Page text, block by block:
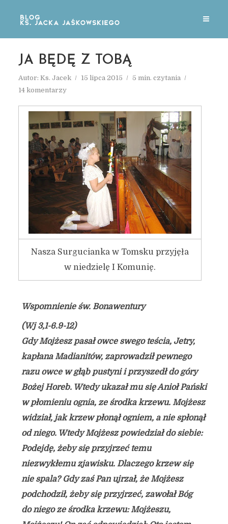
JA BĘDĘ Z TOBĄ
Autor: Ks. Jacek 15 lipca 2015
5 min. czytania
14 komentarzy
Nasza Surgucianka w Tomsku przyjęła
w niedzielę I Komunię.
Wspomnienie św. Bonawentury
(Wj 3,1-6.9-12)
Gdy Mojżesz pasał owce swego teścia, Jetry,
kapłana Madianitów, zaprowadził pewnego
razu owce w głąb pustyni i przyszedł do góry
Bożej Horeb. Wtedy ukazał mu się Anioł Pański
w płomieniu ognia, ze środka krzewu. Mojżesz
widział, jak krzew płonął ogniem, a nie spłonął
od niego. Wtedy Mojżesz powiedział do siebie:
Podejdę, żeby się przyjrzeć temu
niezwykłemu zjawisku. Dlaczego krzew się
nie spala? Gdy zaś Pan ujrzał, że Mojżesz
podchodził, żeby się przyjrzeć, zawołał Bóg
do niego ze środka krzewu: Mojżeszu,